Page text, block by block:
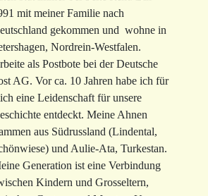
mit meiner Familie nach
gekommen und wohne in
Nordrein-Westfalen.
als Postbote bei der Deutsche
AG. Vor ca. 10 Jahren habe ich für
eine Leidenschaft für unsere
entdeckt. Meine Ahnen
aus Südrussland (Lindental,
und Aulie-Ata, Turkestan.
Generation ist eine Verbindung
Kindern und Grosseltern,